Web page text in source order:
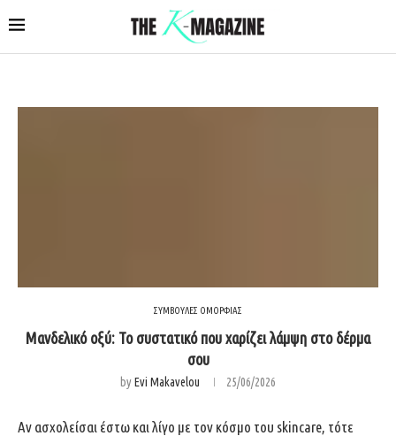
ΣΥΜΒΟΥΛΕΣ ΟΜΟΡΦΙΑΣ
Μανδελικό οξύ: Το συστατικό που χαρίζει λάμψη στο δέρμα
σου
byEvi Makavelou 25/06/2026
Αν ασχολείσαι έστω και λίγο με τον κόσμο του skincare, τότε